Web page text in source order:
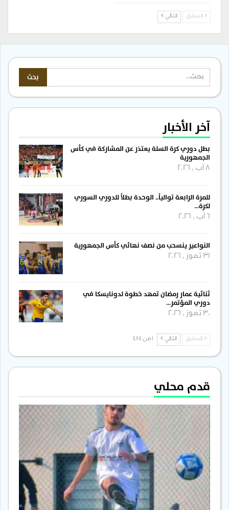
السابق التالي
آخر الأخبار
بطل دوري كرة السلة يعتذر عن المشاركة في كأس
الجمهورية
للمرة الرابعة توالياً.. الوحدة بطلاً للدوري السوري
لكرة…
النواعير ينسحب من نصف نهائي كأس الجمهورية
31 تموز , 2026
ثنائية عمار رمضان تمهد خطوة لدونايسكا في
دوري المؤتمر…
30 تموز , 2026
السابق التالي
قدم محلي